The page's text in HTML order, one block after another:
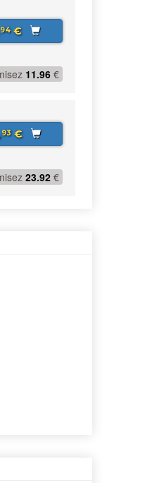
94€
11.96 €
93€
23.92 €